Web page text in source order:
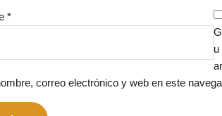
*
G
u
ar
correo electrónico y web en este